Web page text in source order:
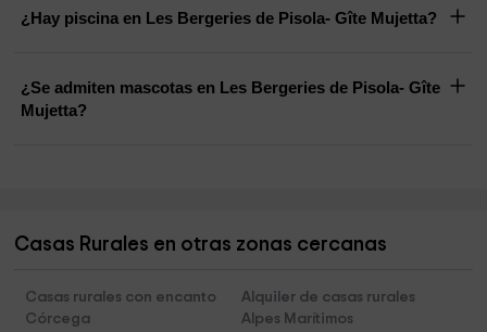
¿Hay piscina en Les Bergeries de Pisola- Gîte Mujetta?
¿Se admiten mascotas en Les Bergeries de Pisola- Gîte
Mujetta?
Casas Rurales en otras zonas cercanas
Casas rurales con encanto
Córcega
Alquiler de casas rurales
Alpes Marítimos